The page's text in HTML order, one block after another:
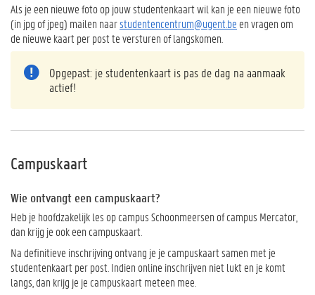
Als je een nieuwe foto op jouw studentenkaart wil kan je een nieuwe foto
(in jpg of jpeg) mailen naarstudentencentrum@ugent.be en vragen om
de nieuwe kaart per post te versturen of langskomen.
Opgepast: je studentenkaart is pas de dag na aanmaak
actief!
Campuskaart
Wie ontvangt een campuskaart?
Heb je hoofdzakelijk les op campus Schoonmeersen of campus Mercator,
dan krijg je ook een campuskaart.
Na definitieve inschrijving ontvang je je campuskaart samen met je
studentenkaart per post. Indien online inschrijven niet lukt en je komt
langs, dan krijg je je campuskaart meteen mee.